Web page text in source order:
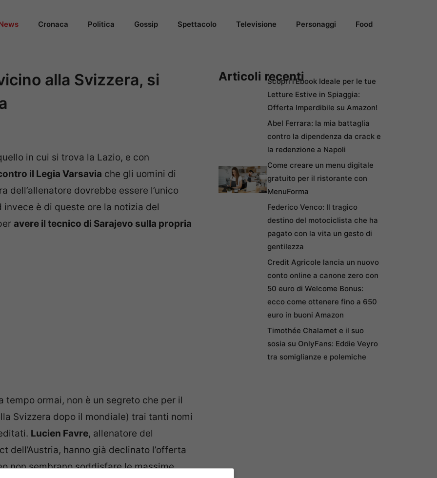
Cronaca Politica Gossip Spettacolo Televisione Personaggi Food
alla Svizzera, si
in cui si trova la Lazio, e con
il Legia Varsavia che gli uomini di
dell’allenatore dovrebbe essere l’unico
è di queste ore la notizia del
avere il tecnico di Sarajevo sulla propria
ormai, non è un segreto che per il
Svizzera dopo il mondiale) trai tanti nomi
Lucien Favre, allenatore del
dell’Austria, hanno già declinato l’offerta
non sembrano soddisfare le massime
Articoli recentiScopri l’Ebook Ideale per le tue
Letture Estive in Spiaggia:
Offerta Imperdibile su Amazon!
Abel Ferrara: la mia battaglia
contro la dipendenza da crack e
la redenzione a Napoli
Come creare un menu digitale
gratuito per il ristorante con
MenuForma
Federico Venco: Il tragico
destino del motociclista che ha
pagato con la vita un gesto di
gentilezza
Credit Agricole lancia un nuovo
conto online a canone zero con
50 euro di Welcome Bonus:
ecco come ottenere fino a 650
euro in buoni Amazon
Timothée Chalamet e il suo
sosia su OnlyFans: Eddie Veyro
tra somiglianze e polemiche